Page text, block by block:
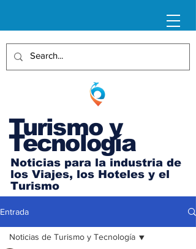
Turismo y
Tecnología
Noticias para la industria de
los Viajes, los Hoteles y el
Turismo
Entrada
Noticias de Turismo y Tecnología